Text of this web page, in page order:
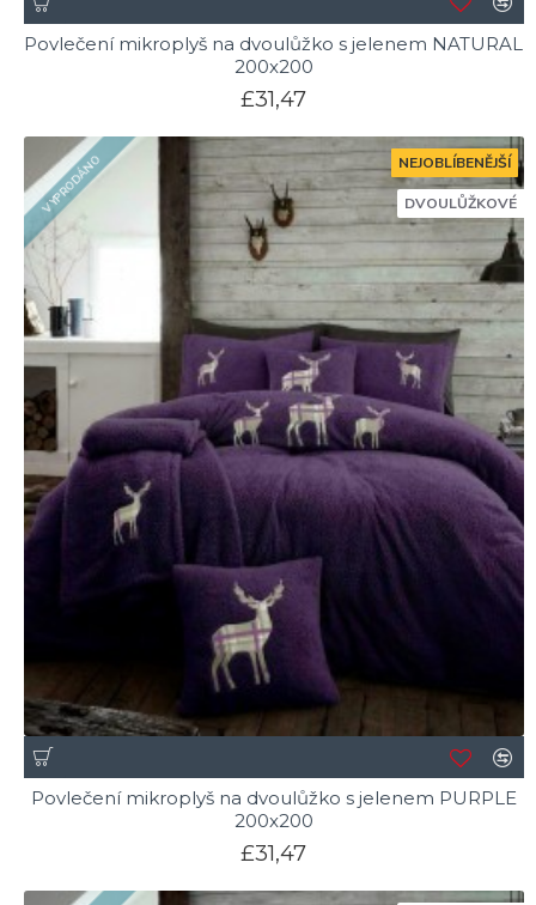
Povlečení mikroplyš na dvoulůžko s jelenem NATURAL
200x200
£31,47
NEJOBLÍBENĚJŠÍ
DVOULŮŽKOVÉ
VYPRODÁNO
Povlečení mikroplyš na dvoulůžko s jelenem PURPLE
200x200
£31,47